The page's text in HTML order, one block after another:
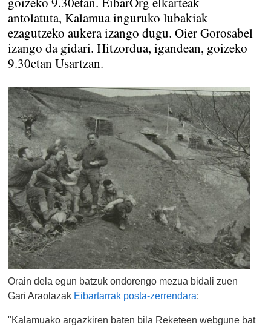
antolatuta, Kalamua inguruko lubakiak
ezagutzeko aukera izango dugu. Oier Gorosabel
izango da gidari. Hitzordua, igandean, goizeko
9.30etan Usartzan.
Orain dela egun batzuk ondorengo mezua bidali zuen
Gari Araolazak Eibartarrak posta-zerrendara:
"Kalamuako argazkiren baten bila Reketeen webgune bat